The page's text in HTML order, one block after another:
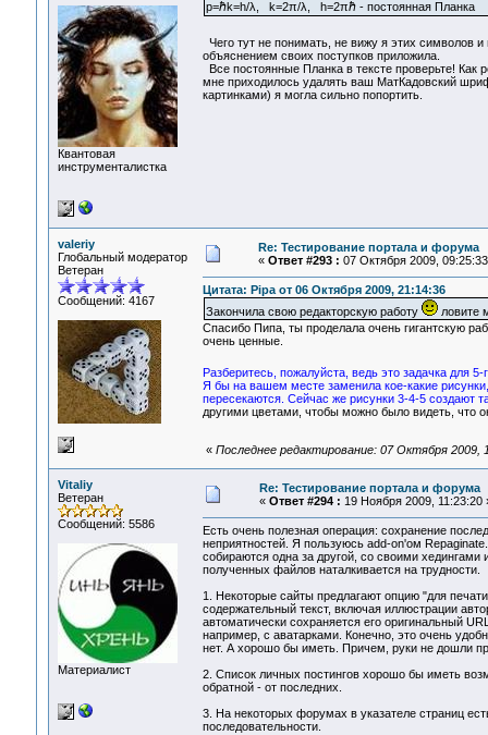
Квантовая
инструменталистка
p=ℏk=h/λ, k=2π/λ, h=2πℏ - постоянная Планка
Чего тут не понимать, не вижу я этих символов
объяснением своих поступков приложила.
Все постоянные Планка в тексте проверьте!
мне приходилось удалять ваш МатКадовский
картинками) я могла сильно попортить.
valeriy
Глобальный модератор
Ветеран
Сообщений: 4167
Re: Тестирование портала и форума
« Ответ #293 : 07 Октября 2009,
Цитата: Pipa от 06 Октября 2009, 21:14:36
Закончила свою редакторскую работу
ловите
Спасибо Пипа, ты проделала очень гигантскую
очень ценные.
Разберитесь, пожалуйста, ведь это задачка для
Я бы на вашем месте заменила кое-какие
пересекаются. Сейчас же рисунки 3-4-5 создают
другими цветами, чтобы можно было видеть, что
« Последнее редактирование: 07 Октября 2009,
Vitaliy
Ветеран
Сообщений: 5586
Материалист
Re: Тестирование портала и форума
« Ответ #294 : 19 Ноября 2009, 11:23:20
Есть очень полезная операция: сохранение
неприятностей. Я пользуюсь add-on'ом
собираются одна за другой, со своими
полученных файлов наталкивается на трудности.
1. Некоторые сайты предлагают опцию "для
содержательный текст, включая иллюстрации
автоматически сохраняется его оригинальный
например, с аватарками. Конечно, это очень
нет. А хорошо бы иметь. Причем, руки не дошли
2. Список личных постингов хорошо бы иметь
обратной - от последних.
3. На некоторых форумах в указателе страниц
последовательности.